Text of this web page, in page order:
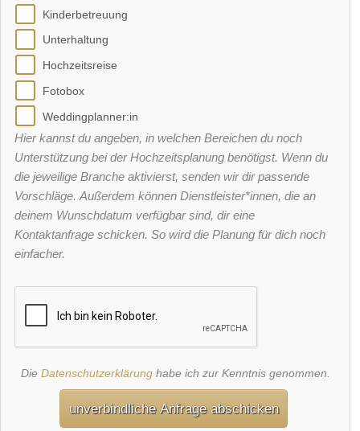
Kinderbetreuung
Unterhaltung
Hochzeitsreise
Fotobox
Weddingplanner:in
Hier kannst du angeben, in welchen Bereichen du noch
Unterstützung bei der Hochzeitsplanung benötigst. Wenn du
die jeweilige Branche aktivierst, senden wir dir passende
Vorschläge. Außerdem können Dienstleister*innen, die an
deinem Wunschdatum verfügbar sind, dir eine
Kontaktanfrage schicken. So wird die Planung für dich noch
einfacher.
Die Datenschutzerklärunghabe ich zur Kenntnis genommen.
unverbindliche Anfrage abschicken